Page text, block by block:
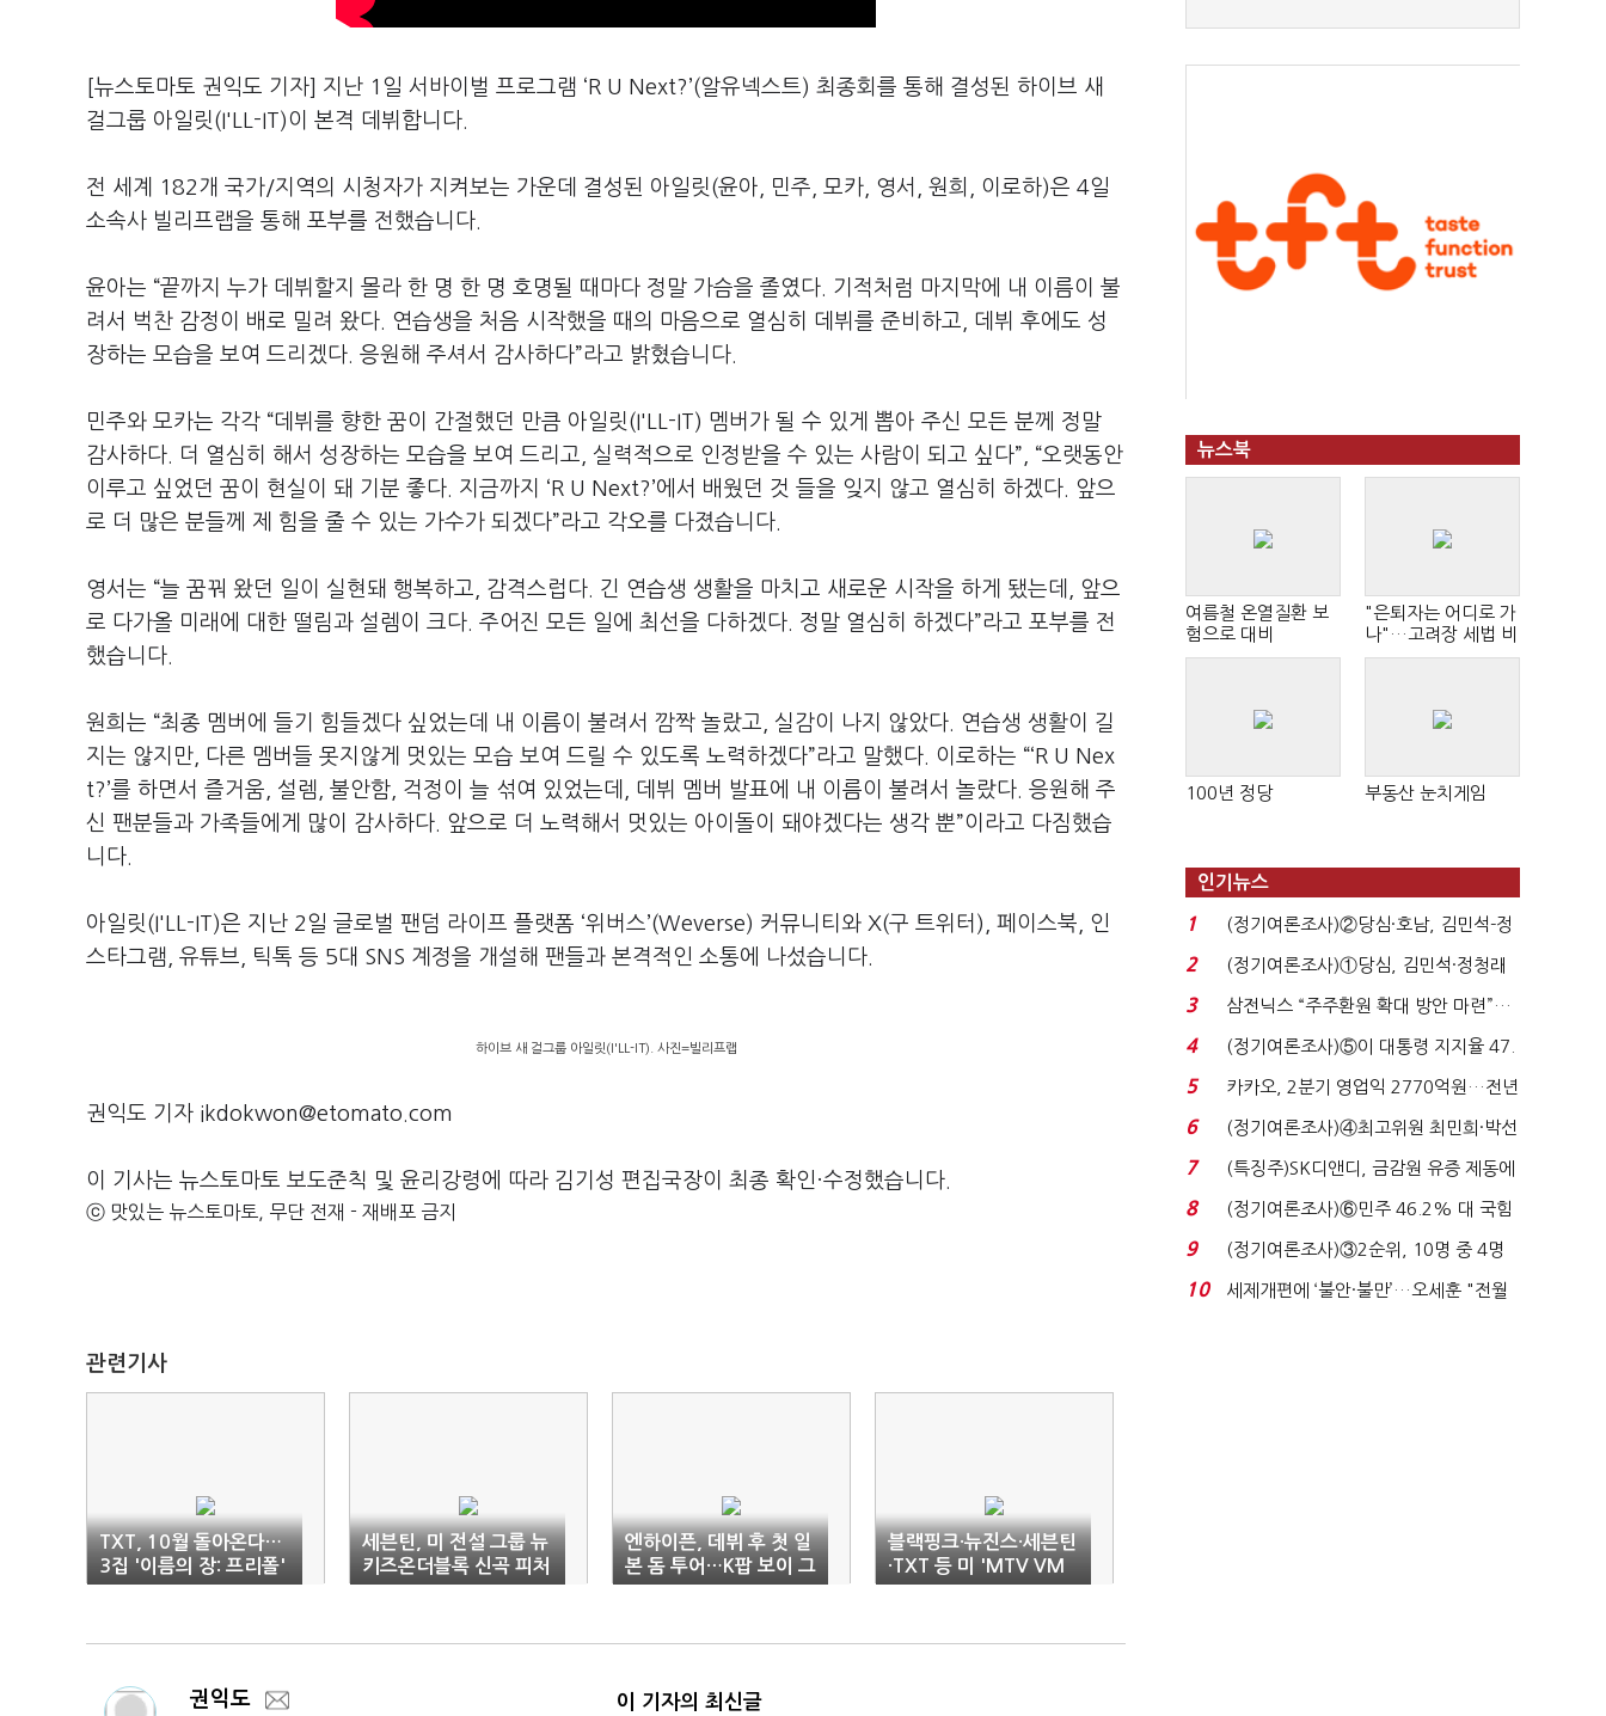
[뉴스토마토 권익도 기자] 지난 1일 서바이벌 프로그램 ‘R U Next?’(알유넥스트) 최종회를 통해 결성된 하이브 새
걸그룹 아일릿(I'LL-IT)이 본격 데뷔합니다.
전 세계 182개 국가/지역의 시청자가 지켜보는 가운데 결성된 아일릿(윤아, 민주, 모카, 영서, 원희, 이로하)은 4일
소속사 빌리프랩을 통해 포부를 전했습니다.
윤아는 “끝까지 누가 데뷔할지 몰라 한 명 한 명 호명될 때마다 정말 가슴을 졸였다. 기적처럼 마지막에 내 이름이 불
려서 벅찬 감정이 배로 밀려 왔다. 연습생을 처음 시작했을 때의 마음으로 열심히 데뷔를 준비하고, 데뷔 후에도 성
장하는 모습을 보여 드리겠다. 응원해 주셔서 감사하다”라고 밝혔습니다.
민주와 모카는 각각 “데뷔를 향한 꿈이 간절했던 만큼 아일릿(I'LL-IT) 멤버가 될 수 있게 뽑아 주신 모든 분께 정말
감사하다. 더 열심히 해서 성장하는 모습을 보여 드리고, 실력적으로 인정받을 수 있는 사람이 되고 싶다”, “오랫동안
이루고 싶었던 꿈이 현실이 돼 기분 좋다. 지금까지 ‘R U Next?’에서 배웠던 것 들을 잊지 않고 열심히 하겠다. 앞으
로 더 많은 분들께 제 힘을 줄 수 있는 가수가 되겠다”라고 각오를 다졌습니다.
영서는 “늘 꿈꿔 왔던 일이 실현돼 행복하고, 감격스럽다. 긴 연습생 생활을 마치고 새로운 시작을 하게 됐는데, 앞으
로 다가올 미래에 대한 떨림과 설렘이 크다. 주어진 모든 일에 최선을 다하겠다. 정말 열심히 하겠다”라고 포부를 전
했습니다.
원희는 “최종 멤버에 들기 힘들겠다 싶었는데 내 이름이 불려서 깜짝 놀랐고, 실감이 나지 않았다. 연습생 생활이 길
지는 않지만, 다른 멤버들 못지않게 멋있는 모습 보여 드릴 수 있도록 노력하겠다”라고 말했다. 이로하는 “‘R U Nex
t?’를 하면서 즐거움, 설렘, 불안함, 걱정이 늘 섞여 있었는데, 데뷔 멤버 발표에 내 이름이 불려서 놀랐다. 응원해 주
신 팬분들과 가족들에게 많이 감사하다. 앞으로 더 노력해서 멋있는 아이돌이 돼야겠다는 생각 뿐”이라고 다짐했습
니다.
아일릿(I'LL-IT)은 지난 2일 글로벌 팬덤 라이프 플랫폼 ‘위버스’(Weverse) 커뮤니티와 X(구 트위터), 페이스북, 인
스타그램, 유튜브, 틱톡 등 5대 SNS 계정을 개설해 팬들과 본격적인 소통에 나섰습니다.
하이브 새 걸그룹 아일릿(I'LL-IT). 사진=빌리프랩
권익도 기자 ikdokwon@etomato.com
이 기사는 뉴스토마토 보도준칙 및 윤리강령에 따라 김기성 편집국장이 최종 확인·수정했습니다.
ⓒ 맛있는 뉴스토마토, 무단 전재 - 재배포 금지
관련기사
TXT, 10월 돌아온다…
3집 '이름의 장: 프리폴'
세븐틴, 미 전설 그룹 뉴
키즈온더블록 신곡 피처
링
엔하이픈, 데뷔 후 첫 일
본 돔 투어…K팝 보이 그
룹 최단 기간
블랙핑크·뉴진스·세븐틴
·TXT 등 미 'MTV VM
A' 후보…K팝 선전
권익도 이 기자의 최신글
뉴스북
여름철 온열질환 보
험으로 대비
"은퇴자는 어디로 가
나"…고려장 세법 비
판 확산
100년 정당 부동산 눈치게임
인기뉴스
1
(정기여론조사)②당심·호남, 김민석-정
청래 '초접전'...
2
(정기여론조사)①당심, 김민석·정청래
'초접전'…대통령 ...
3
삼전닉스 “주주환원 확대 방안 마련”…
로이터에 성명...
4
(정기여론조사)⑤이 대통령 지지율 47.
7%…일주일 만에 ...
5
카카오, 2분기 영업익 2770억원…전년
비 36% 증가...
6
(정기여론조사)④최고위원 최민희·박선
원 '양강'…서미...
7
(특징주)SK디앤디, 금감원 유증 제동에
장 초반 상한가...
8
(정기여론조사)⑥민주 46.2% 대 국힘
31.0%…오차범위 밖 ...
9
(정기여론조사)③2순위, 10명 중 4명
'송영길'…정청래 '한 ...
10
세제개편에 ‘불안·불만’…오세훈 "전월